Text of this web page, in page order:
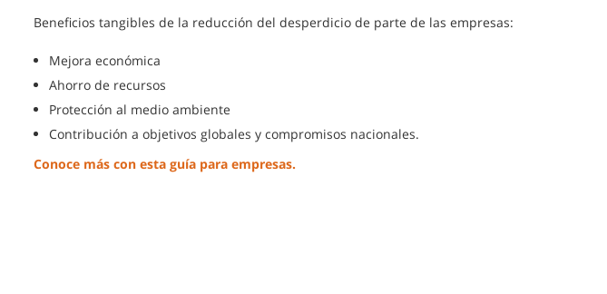
Beneficios tangibles de la reducción del desperdicio de parte de las empresas:
Mejora económica
Ahorro de recursos
Protección al medio ambiente
Contribución a objetivos globales y compromisos nacionales.
Conoce más con esta guía para empresas.